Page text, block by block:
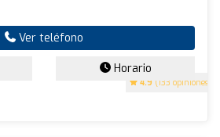
4.9 (133 opiniones)
Ver teléfono
Horario